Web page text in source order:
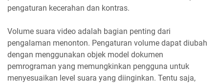
pengaturan kecerahan dan kontras.
Volume suara video adalah bagian penting dari
pengalaman menonton. Pengaturan volume dapat diubah
dengan menggunakan objek model dokumen
pemrograman yang memungkinkan pengguna untuk
menyesuaikan level suara yang diinginkan. Tentu saja,